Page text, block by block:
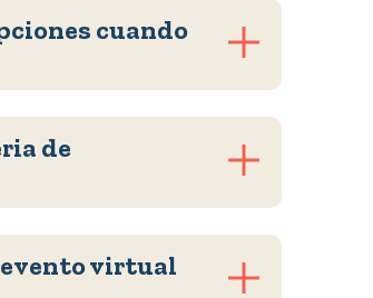
cuando
de
evento virtual